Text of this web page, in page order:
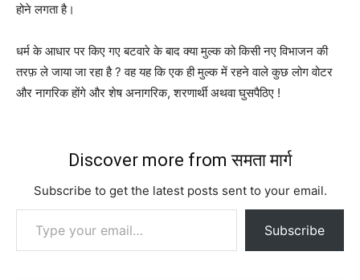
होने लगता है।
धर्म के आधार पर किए गए बटवारे के बाद क्या मुल्क को किसी नए विभाजन की
तरफ़ ले जाया जा रहा है ? वह यह कि एक ही मुल्क में रहने वाले कुछ लोग वोटर
और नागरिक होंगे और शेष अनागरिक, शरणार्थी अथवा घुसपैठिए !
Discover more from समता मार्ग
Subscribe to get the latest posts sent to your email.
Type your email…
Subscribe